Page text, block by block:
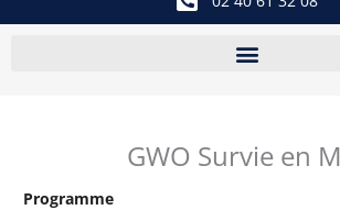
GWO Survie en
Programme